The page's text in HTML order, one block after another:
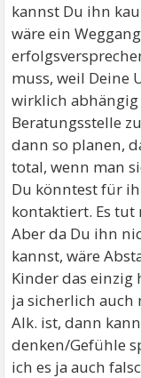
kannst Du ihn
wäre ein
muss, weil Deine
wirklich
Beratungsstelle
dann so planen,
total, wenn man
Du könntest für
kontaktiert. Es tut
Aber da Du ihn
kannst, wäre
Kinder das
ja sicherlich
Alk. ist, dann
denken/Gefühle
ich es ja auch